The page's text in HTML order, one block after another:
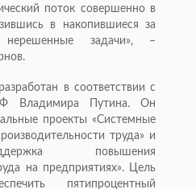
поток совершенно в
в накопившиеся за
нерешенные задачи», –
в соответствии с
Владимира Путина. Он
проекты «Системные
труда» и
повышения
на предприятиях». Цель
пятипроцентный